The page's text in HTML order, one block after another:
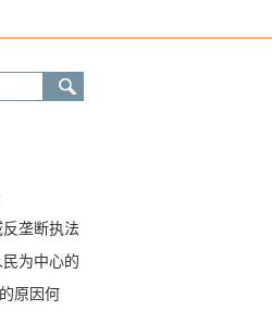
垄断执法
为中心的
原因何